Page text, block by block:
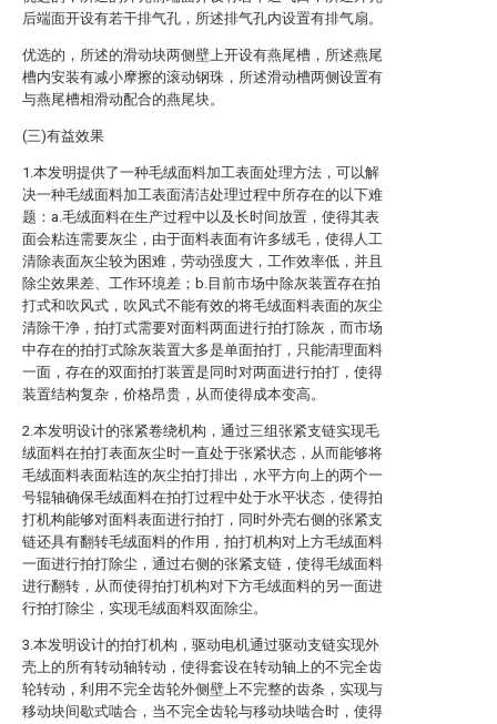
后端面开设有若干排气孔，所述排气孔内设置有排气扇。
优选的，所述的滑动块两侧壁上开设有燕尾槽，所述燕尾
槽内安装有减小摩擦的滚动钢珠，所述滑动槽两侧设置有
与燕尾槽相滑动配合的燕尾块。
(三)有益效果
1.本发明提供了一种毛绒面料加工表面处理方法，可以解
决一种毛绒面料加工表面清洁处理过程中所存在的以下难
题：a.毛绒面料在生产过程中以及长时间放置，使得其表
面会粘连需要灰尘，由于面料表面有许多绒毛，使得人工
清除表面灰尘较为困难，劳动强度大，工作效率低，并且
除尘效果差、工作环境差；b.目前市场中除灰装置存在拍
打式和吹风式，吹风式不能有效的将毛绒面料表面的灰尘
清除干净，拍打式需要对面料两面进行拍打除灰，而市场
中存在的拍打式除灰装置大多是单面拍打，只能清理面料
一面，存在的双面拍打装置是同时对两面进行拍打，使得
装置结构复杂，价格昂贵，从而使得成本变高。
2.本发明设计的张紧卷绕机构，通过三组张紧支链实现毛
绒面料在拍打表面灰尘时一直处于张紧状态，从而能够将
毛绒面料表面粘连的灰尘拍打排出，水平方向上的两个一
号辊轴确保毛绒面料在拍打过程中处于水平状态，使得拍
打机构能够对面料表面进行拍打，同时外壳右侧的张紧支
链还具有翻转毛绒面料的作用，拍打机构对上方毛绒面料
一面进行拍打除尘，通过右侧的张紧支链，使得毛绒面料
进行翻转，从而使得拍打机构对下方毛绒面料的另一面进
行拍打除尘，实现毛绒面料双面除尘。
3.本发明设计的拍打机构，驱动电机通过驱动支链实现外
壳上的所有转动轴转动，使得套设在转动轴上的不完全齿
轮转动，利用不完全齿轮外侧壁上不完整的齿条，实现与
移动块间歇式啮合，当不完全齿轮与移动块啮合时，使得